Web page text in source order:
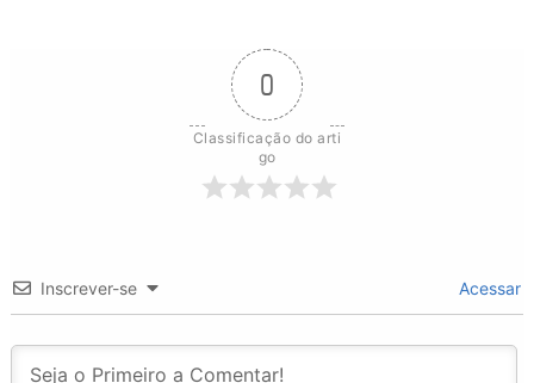
0
Classificação do arti
go
Inscrever-se Acessar